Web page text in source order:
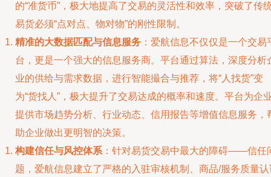
的“准货币”，极大地提高了交易的灵活性和效率，突破了传
易货必须“点对点、物对物”的刚性限制。
精准的大数据匹配与信息服务 ：爱航信息不仅仅是一个交易
台，更是一个强大的信息服务商。平台通过算法，深度分析
业的供给与需求数据，进行智能撮合与推荐，将“人找货”变
为“货找人”，极大提升了交易达成的概率和速度。平台为企
提供市场趋势分析、行业动态、信用报告等增值信息服务，
助企业做出更明智的决策。
构建信任与风控体系 ：针对易货交易中最大的障碍——信任
题，爱航信息建立了严格的入驻审核机制、商品/服务质量认